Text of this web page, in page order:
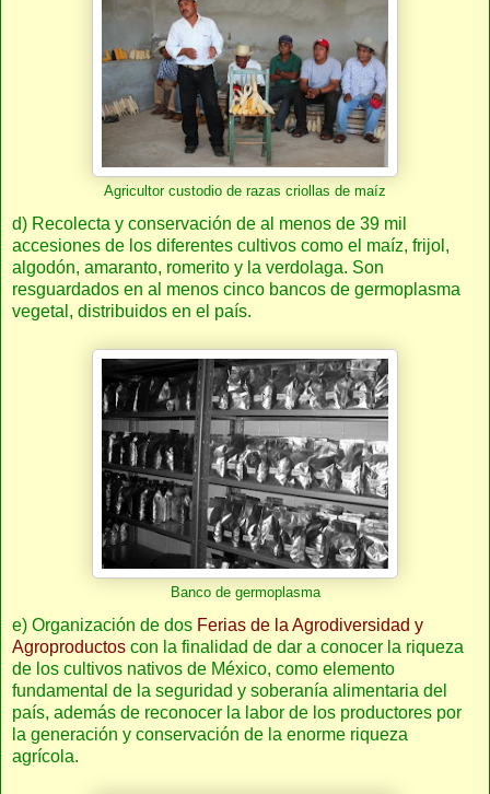
Agricultor custodio de razas criollas de maíz
d) Recolecta y conservación de al menos de 39 mil
accesiones de los diferentes cultivos como el maíz, frijol,
algodón, amaranto, romerito y la verdolaga. Son
resguardados en al menos cinco bancos de germoplasma
vegetal, distribuidos en el país.
Banco de germoplasma
e) Organización de dos Ferias de la Agrodiversidad y
Agroproductos con la finalidad de dar a conocer la riqueza
de los cultivos nativos de México, como elemento
fundamental de la seguridad y soberanía alimentaria del
país, además de reconocer la labor de los productores por
la generación y conservación de la enorme riqueza
agrícola.